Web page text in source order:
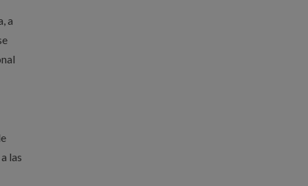
a
las